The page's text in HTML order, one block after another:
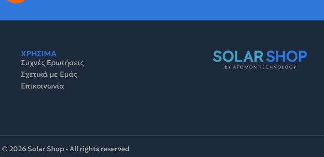
ΧΡΗΣΙΜΑ
Συχνές Ερωτήσεις
Σχετικά με Εμάς
Επικοινωνία
© 2026 Solar Shop - All rights reserved